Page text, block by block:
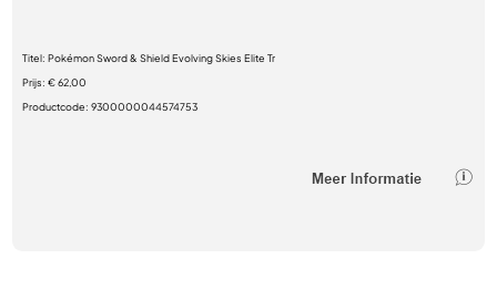
Titel:Pokémon Sword & Shield Evolving Skies Elite Tr
Prijs:€ 62,00
Productcode:9300000044574753